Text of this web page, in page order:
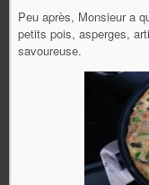
Peu après, Monsieur a
petits pois, asperges,
savoureuse.